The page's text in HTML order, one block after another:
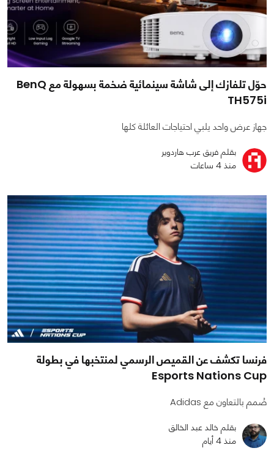
حوّل تلفازك إلى شاشة سينمائية ضخمة بسهولة مع BenQ
TH575i
جهاز عرض واحد يلبي احتياجات العائلة كلها
بقلم فريق عرب هاردوير
منذ 4 ساعات
فرنسا تكشف عن القميص الرسمي لمنتخبها في بطولة
Esports Nations Cup
صُمم بالتعاون مع Adidas
بقلم خالد عبد الخالق
منذ 4 أيام